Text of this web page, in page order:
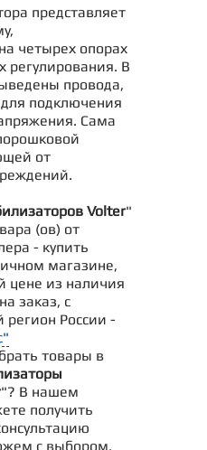
представляет
четырех опорах
регулирования. В
провода,
подключения
Сама
от
Volter"
(ов) от
- купить
магазине,
цене из наличия
заказ, с
регион России -
товары в
"? В нашем
получить
с выбором,